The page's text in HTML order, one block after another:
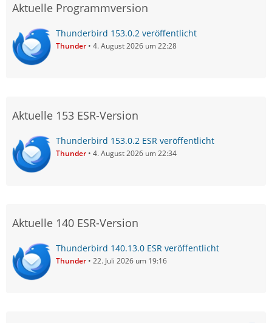
Aktuelle Programmversion
Thunderbird 153.0.2 veröffentlicht
Thunder 4. August 2026 um 22:28
Aktuelle 153 ESR-Version
Thunderbird 153.0.2 ESR veröffentlicht
Thunder 4. August 2026 um 22:34
Aktuelle 140 ESR-Version
Thunderbird 140.13.0 ESR veröffentlicht
Thunder 22. Juli 2026 um 19:16